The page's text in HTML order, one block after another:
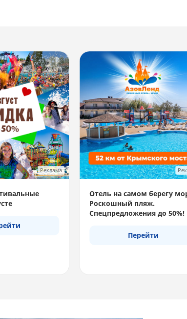
Реклама
Отель на самом берегу
Роскошный пляж.
Спецпредложения до 50%!
Перейти